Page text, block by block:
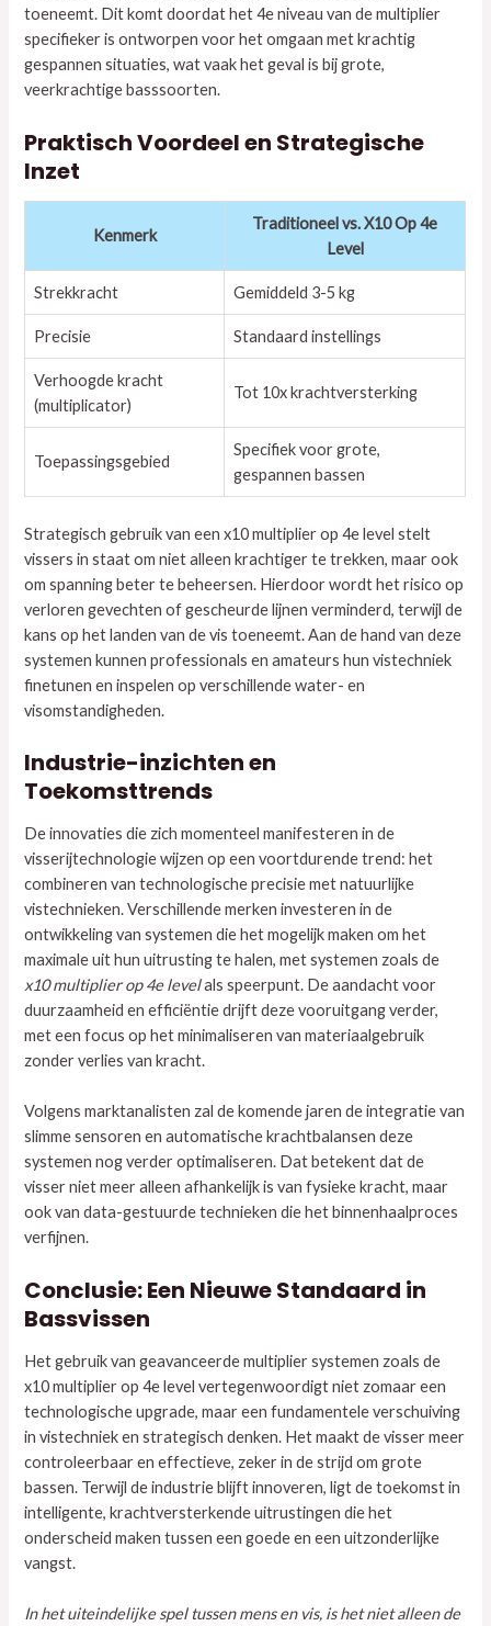
toeneemt. Dit komt doordat het 4e niveau van de multiplier
specifieker is ontworpen voor het omgaan met krachtig
gespannen situaties, wat vaak het geval is bij grote,
veerkrachtige basssoorten.
Praktisch Voordeel en Strategische
Inzet
Kenmerk
Traditioneel vs. X10 Op 4e
Level
Strekkracht Gemiddeld 3-5 kg
Precisie Standaard instellings
Verhoogde kracht
(multiplicator)
Tot 10x krachtversterking
Toepassingsgebied
Specifiek voor grote,
gespannen bassen
Strategisch gebruik van een x10 multiplier op 4e level stelt
vissers in staat om niet alleen krachtiger te trekken, maar ook
om spanning beter te beheersen. Hierdoor wordt het risico op
verloren gevechten of gescheurde lijnen verminderd, terwijl de
kans op het landen van de vis toeneemt. Aan de hand van deze
systemen kunnen professionals en amateurs hun vistechniek
finetunen en inspelen op verschillende water- en
visomstandigheden.
Industrie-inzichten en
Toekomsttrends
De innovaties die zich momenteel manifesteren in de
visserijtechnologie wijzen op een voortdurende trend: het
combineren van technologische precisie met natuurlijke
vistechnieken. Verschillende merken investeren in de
ontwikkeling van systemen die het mogelijk maken om het
maximale uit hun uitrusting te halen, met systemen zoals de
x10 multiplier op 4e levelals speerpunt. De aandacht voor
duurzaamheid en efficiëntie drijft deze vooruitgang verder,
met een focus op het minimaliseren van materiaalgebruik
zonder verlies van kracht.
Volgens marktanalisten zal de komende jaren de integratie van
slimme sensoren en automatische krachtbalansen deze
systemen nog verder optimaliseren. Dat betekent dat de
visser niet meer alleen afhankelijk is van fysieke kracht, maar
ook van data-gestuurde technieken die het binnenhaalproces
verfijnen.
Conclusie: Een Nieuwe Standaard in
Bassvissen
Het gebruik van geavanceerde multiplier systemen zoals de
x10 multiplier op 4e level vertegenwoordigt niet zomaar een
technologische upgrade, maar een fundamentele verschuiving
in vistechniek en strategisch denken. Het maakt de visser meer
controleerbaar en effectieve, zeker in de strijd om grote
bassen. Terwijl de industrie blijft innoveren, ligt de toekomst in
intelligente, krachtversterkende uitrustingen die het
onderscheid maken tussen een goede en een uitzonderlijke
vangst.
In het uiteindelijke spel tussen mens en vis, is het niet alleen de